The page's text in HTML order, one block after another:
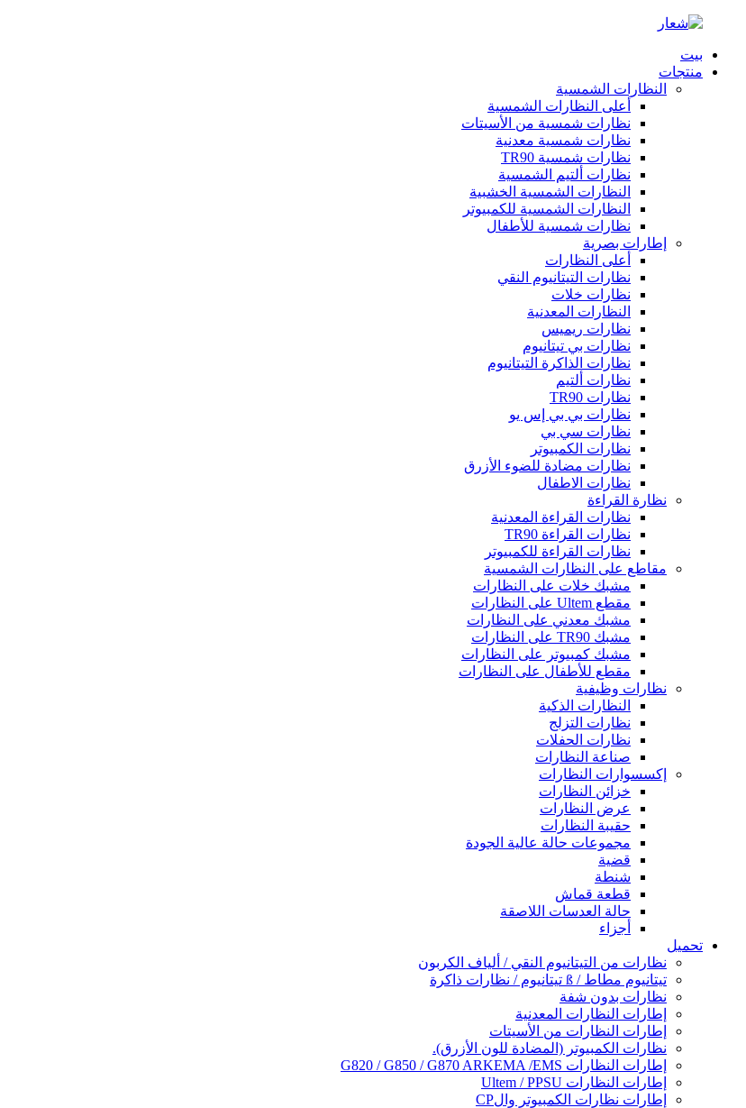
بيت
منتجات
النظارات الشمسية
أعلى النظارات الشمسية
نظارات شمسية من الأسيتات
نظارات شمسية معدنية
نظارات شمسية TR90
نظارات ألتيم الشمسية
النظارات الشمسية الخشبية
النظارات الشمسية للكمبيوتر
نظارات شمسية للأطفال
إطارات بصرية
أعلى النظارات
نظارات التيتانيوم النقي
نظارات خلات
النظارات المعدنية
نظارات ريميس
نظارات بي تيتانيوم
نظارات الذاكرة التيتانيوم
نظارات ألتيم
نظارات TR90
نظارات بي بي إس يو
نظارات سي بي
نظارات الكمبيوتر
نظارات مضادة للضوء الأزرق
نظارات الاطفال
نظارة القراءة
نظارات القراءة المعدنية
نظارات القراءة TR90
نظارات القراءة للكمبيوتر
مقاطع على النظارات الشمسية
مشبك خلات على النظارات
مقطع Ultem على النظارات
مشبك معدني على النظارات
مشبك TR90 على النظارات
مشبك كمبيوتر على النظارات
مقطع للأطفال على النظارات
نظارات وظيفية
النظارات الذكية
نظارات التزلج
نظارات الحفلات
صناعة النظارات
إكسسوارات النظارات
خزائن النظارات
عرض النظارات
حقيبة النظارات
مجموعات حالة عالية الجودة
قضية
شنطة
قطعة قماش
حالة العدسات اللاصقة
أجزاء
تحميل
نظارات من التيتانيوم النقي / ألياف الكربون
تيتانيوم مطاط / ß تيتانيوم / نظارات ذاكرة
نظارات بدون شفة
إطارات النظارات المعدنية
إطارات النظارات من الأسيتات
نظارات الكمبيوتر (المضادة للون الأزرق).
إطارات النظارات G820 / G850 / G870 ARKEMA /EMS
إطارات النظارات Ultem / PPSU
إطارات نظارات الكمبيوتر والCP